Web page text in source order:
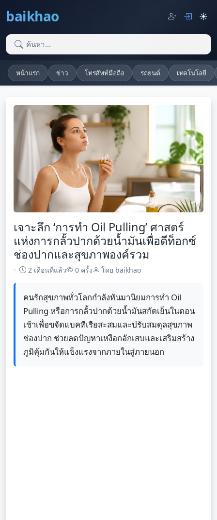
baikhao ☀️
หน้าแรก ข่าว โทรศัพท์มือถือ รถยนต์ เทคโนโลยี
เจาะลึก ‘การทำ Oil Pulling’ ศาสตร์
แห่งการกลั้วปากด้วยน้ำมันเพื่อดีท็อกซ์
ช่องปากและสุขภาพองค์รวม
2 เดือนที่แล้ว 0 ครั้ง โดย baikhao
คนรักสุขภาพทั่วโลกกำลังหันมานิยมการทำ Oil
Pulling หรือการกลั้วปากด้วยน้ำมันสกัดเย็นในตอน
เช้าเพื่อขจัดแบคทีเรียสะสมและปรับสมดุลสุขภาพ
ช่องปาก ช่วยลดปัญหาเหงือกอักเสบและเสริมสร้าง
ภูมิคุ้มกันให้แข็งแรงจากภายในสู่ภายนอก